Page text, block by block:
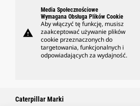
warning
Media Społecznościowe
Wymagana Obsługa Plików Cookie
Aby włączyć tę funkcję, musisz
zaakceptować używanie plików
cookie przeznaczonych do
targetowania, funkcjonalnych i
odpowiadających za wydajność.
Caterpillar Marki